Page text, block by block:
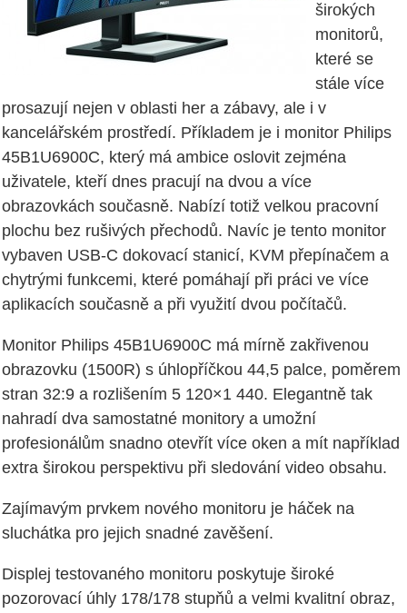
širokých
monitorů,
které se
stále více
prosazují nejen v oblasti her a zábavy, ale i v
kancelářském prostředí. Příkladem je i monitor Philips
45B1U6900C, který má ambice oslovit zejména
uživatele, kteří dnes pracují na dvou a více
obrazovkách současně. Nabízí totiž velkou pracovní
plochu bez rušivých přechodů. Navíc je tento monitor
vybaven USB-C dokovací stanicí, KVM přepínačem a
chytrými funkcemi, které pomáhají při práci ve více
aplikacích současně a při využití dvou počítačů.
Monitor Philips 45B1U6900C má mírně zakřivenou
obrazovku (1500R) s úhlopříčkou 44,5 palce, poměrem
stran 32:9 a rozlišením 5 120×1 440. Elegantně tak
nahradí dva samostatné monitory a umožní
profesionálům snadno otevřít více oken a mít například
extra širokou perspektivu při sledování video obsahu.
Zajímavým prvkem nového monitoru je háček na
sluchátka pro jejich snadné zavěšení.
Displej testovaného monitoru poskytuje široké
pozorovací úhly 178/178 stupňů a velmi kvalitní obraz,